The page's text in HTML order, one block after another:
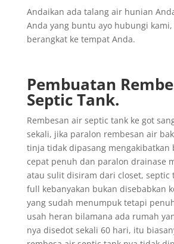
Andaikan ada talang air hunian
Anda yang buntu ayo hubungi
berangkat ke tempat Anda.
Pembuatan
Septic Tank.
Rembesan air septic tank ke got
sekali, jika paralon rembesan air
tinja tidak dipasang mengakibatkan
cepat penuh dan paralon drainase
atau sulit disiram dari closet, septic
full kebanyakan bukan disebabkan
yang sudah menumpuk tetapi
usah heran bilamana ada rumah
nya disedot sekali 60 hari, itu